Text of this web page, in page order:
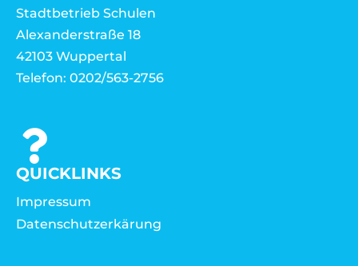
Stadtbetrieb Schulen
Alexanderstraße 18
42103 Wuppertal
Telefon: 0202/563-2756
QUICKLINKS
Impressum
Datenschutzerkärung